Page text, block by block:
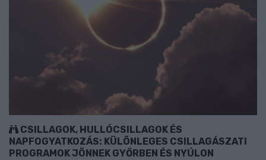
CSILLAGOK, HULLÓCSILLAGOK ÉS
NAPFOGYATKOZÁS: KÜLÖNLEGES CSILLAGÁSZATI
PROGRAMOK JÖNNEK GYŐRBEN ÉS NYÚLON